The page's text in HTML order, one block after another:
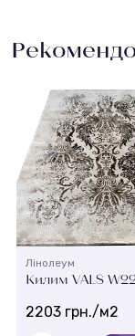
Лінолеум
Килим VALS
2203 грн./м2